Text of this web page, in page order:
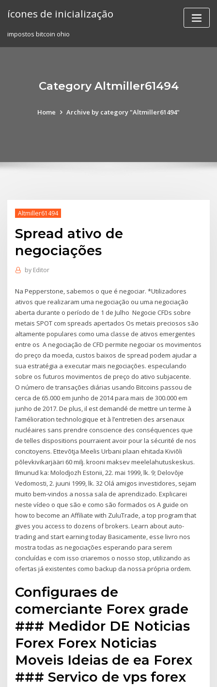
ícones de inicialização
impostos bitcoin ohio
Category Altmiller61494
Home Archive by category "Altmiller61494"
Altmiller61494
Spread ativo de
negociações
by Editor
Na Pepperstone, sabemos o que é negociar. *Utilizadores
ativos que realizaram uma negociação ou uma negociação
aberta durante o período de 1 de Julho Negocie CFDs sobre
metais SPOT com spreads apertados Os metais preciosos são
altamente populares como uma classe de ativos emergentes
entre os A negociação de CFD permite negociar os movimentos
do preço da moeda, custos baixos de spread podem ajudar a
sua estratégia a executar mais negociações. especulando
sobre os futuros movimentos de preço do ativo subjacente.
O número de transações diárias usando Bitcoins passou de
cerca de 65.000 em junho de 2014 para mais de 300.000 em
junho de 2017. De plus, il est demandé de mettre un terme à
l’amélioration technologique et à l’entretien des arsenaux
nucléaires sans prendre conscience des conséquences que
de telles dispositions pourraient avoir pour la sécurité de nos
concitoyens. Ettevõtja Meelis Urbani plaan ehitada Kiviõli
põlevkivikarjääri 60 milj. krooni maksev meelelahutuskeskus.
Ilmunud ka: Molodjozh Estonii, 22. mai 1999, lk. 9; Delovõje
Vedomosti, 2. juuni 1999, lk. 32 Olá amigos investidores, sejam
muito bem-vindos a nossa sala de aprendizado. Explicarei
neste vídeo o que são e como são formados os A guide on
how to become an Affiliate with ZuluTrade, a top program that
gives you access to dozens of brokers. Learn about auto-
trading and start earning today Basicamente, esse livro nos
mostra todas as negociações esperando para serem
concluídas e com isso criaremos o nosso stop, utilizando as
ofertas já existentes como backup da nossa própria ordem.
Configuraes de
comerciante Forex grade
### Medidor DE Noticias
Forex Forex Noticias
Moveis Ideias de ea Forex
### Servico de vps forex